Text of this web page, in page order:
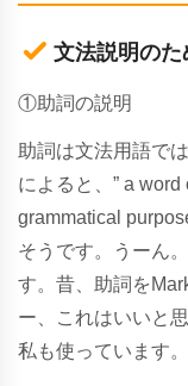
文法説明のた
①助詞の説明
助詞は文法用語で
によると、” a
grammatical
そうです。うーん
す。昔、助詞を
ー、これはいいと
私も使っています。